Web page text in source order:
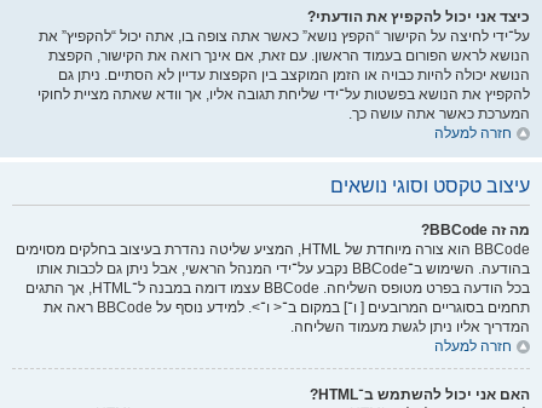
כיצד אני יכול להקפיץ את הודעתי?
על־ידי לחיצה על הקישור “הקפץ נושא” כאשר אתה צופה בו, אתה יכול “להקפיץ” את
הנושא לראש הפורום בעמוד הראשון. עם זאת, אם אינך רואה את הקישור, הקפצת
הנושא יכולה להיות כבויה או הזמן המוקצב בין הקפצות עדיין לא הסתיים. ניתן גם
להקפיץ את הנושא בפשטות על־ידי שליחת תגובה אליו, אך וודא שאתה מציית לחוקי
המערכת כאשר אתה עושה כך.
חזרה למעלה
עיצוב טקסט וסוגי נושאים
מה זה BBCode?
BBCode הוא צורה מיוחדת של HTML, המציע שליטה נהדרת בעיצוב בחלקים מסוימים
בהודעה. השימוש ב־BBCode נקבע על־ידי המנהל הראשי, אבל ניתן גם לכבות אותו
בכל הודעה בפרט מטופס השליחה. BBCode עצמו דומה במבנה ל־HTML, אך התגים
תחמים בסוגריים המרובעים [ ו־] במקום ב־< ו־>. למידע נוסף על BBCode ראה את
המדריך אליו ניתן לגשת מעמוד השליחה.
חזרה למעלה
האם אני יכול להשתמש ב־HTML?